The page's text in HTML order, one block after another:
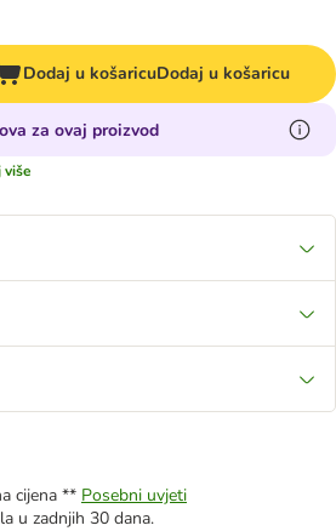
Dodaj u košaricuDodaj u košaricu
za ovaj proizvod
cijena ** Posebni uvjeti
u zadnjih 30 dana.